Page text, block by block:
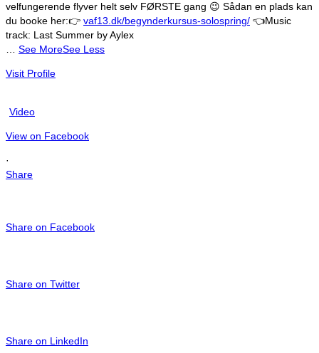
velfungerende flyver helt selv FØRSTE gang 😉 Sådan en plads kan
du booke her:👉 vaf13.dk/begynderkursus-solospring/ 👈Music
track: Last Summer by Aylex
See MoreSee Less
Visit Profile
Video
View on Facebook
·
Share
Share on Facebook
Share on Twitter
Share on LinkedIn